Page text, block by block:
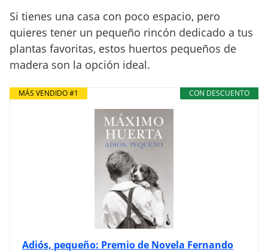
Si tienes una casa con poco espacio, pero
quieres tener un pequeño rincón dedicado a tus
plantas favoritas, estos huertos pequeños de
madera son la opción ideal.
CON DESCUENTO
MÁS VENDIDO #1
Adiós, pequeño: Premio de Novela Fernando